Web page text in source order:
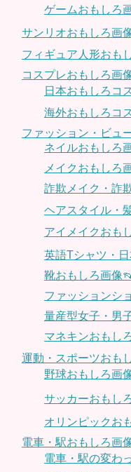
ゲームおもしろ
サンリオおもしろ画
フィギュア人形おも
コスプレおもしろ画
日本おもしろコ
海外おもしろコ
ファッション・ビュ
ネイルおもしろ
メイクおもしろ
詐欺メイク・詐
ヘアスタイル・
アイメイクおも
英語Tシャツ・
靴おもしろ画像
ファッションシ
量産型女子・男
マネキンおもし
運動・スポーツおも
野球おもしろ画
サッカーおもし
オリンピックお
電車・駅おもしろ画
電車・駅の変わ